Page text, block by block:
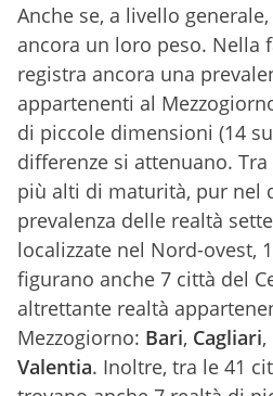
Anche se, a livello
ancora un loro peso. Nella
registra ancora una
appartenenti al
di piccole dimensioni (14
differenze si attenuano.
più alti di maturità, pur nel
prevalenza delle realtà
localizzate nel Nord-ovest,
figurano anche 7 città del
altrettante realtà
Mezzogiorno: Bari, Cagliari,
Valentia. Inoltre, tra le 41